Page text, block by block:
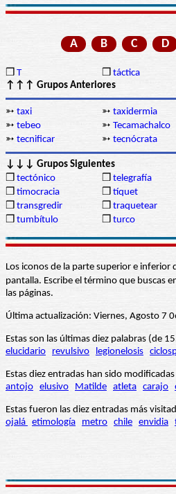
A B C D
❒ T ❒ táctica
↑↑↑ Grupos Anteriores
➳ taxi ➳ taxidermia
➳ tebeo ➳ Tecamachalco
➳ tecnificar ➳ tecnócrata
↓↓↓ Grupos Siguientes
❒ tectónico ❒ telegrafía
❒ timocracia ❒ tíquet
❒ transgredir ❒ traquetear
❒ tumbítulo ❒ turco
Los iconos de la parte superior e inferior
pantalla. Escribe el término que buscas
las páginas.
Última actualización: Viernes, Agosto 7
Estas son las últimas diez palabras (de
elucidario
revulsivo legionelosis
Estas diez entradas han sido
antojo elusivo Matilde atleta carajo
Estas fueron las diez entradas más
ojalá etimología metro chile envidia